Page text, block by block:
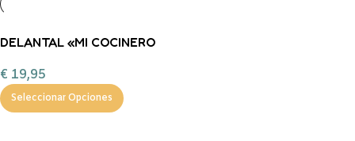
DELANTAL «MI COCINERO
PERSONALIZADO
€ 19,95
Seleccionar Opciones